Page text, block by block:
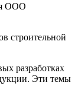
ООО
строительной
разработках
Эти темы